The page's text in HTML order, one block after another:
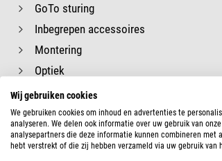
GoTo sturing
Inbegrepen accessoires
Montering
Optiek
Reflector
Fangspiegelheizung
Vangspiegel obstructie
Statief
Wij gebruiken cookies
We gebruiken cookies om inhoud en advertenties te
analyseren. We delen ook informatie over uw gebruik van
analysepartners die deze informatie kunnen combineren met
hebt verstrekt of die zij hebben verzameld via uw gebruik van